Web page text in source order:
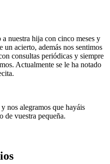
nuestra hija con cinco meses y
un acierto, además nos sentimos
consultas periódicas y siempre
Actualmente se le ha notado
nos alegramos que hayáis
de vuestra pequeña.